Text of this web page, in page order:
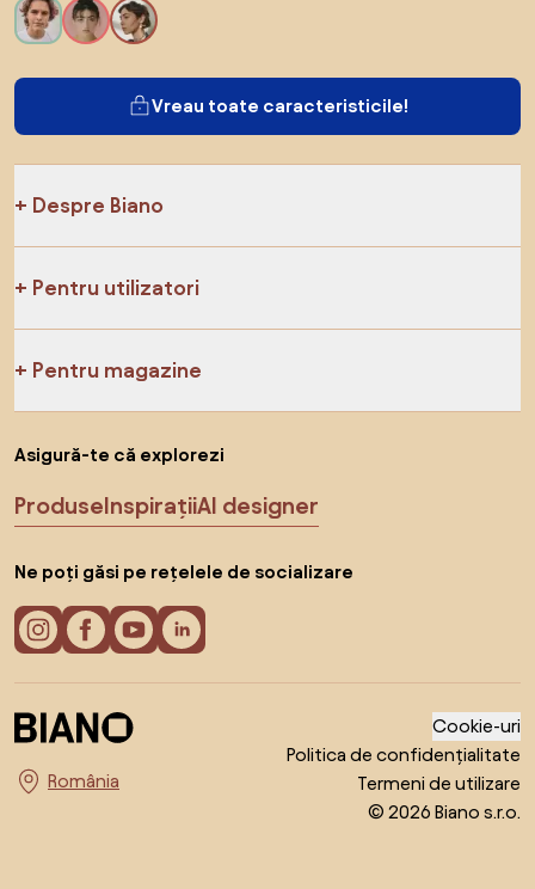
Vreau toate caracteristicile!
Despre Biano
Pentru utilizatori
Pentru magazine
Asigură-te că explorezi
ProduseInspirațiiAI designer
Ne poți găsi pe rețelele de socializare
Alege țara
Cookie-uri
Politica de confidențialitate
Termeni de utilizare
© 2026 Biano s.r.o.